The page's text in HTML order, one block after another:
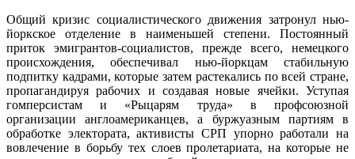
Общий кризис социалистического движения затронул нью-
йоркское отделение в наименьшей степени. Постоянный
приток эмигрантов-социалистов, прежде всего, немецкого
происхождения, обеспечивал нью-йоркцам стабильную
подпитку кадрами, которые затем растекались по всей стране,
пропагандируя рабочих и создавая новые ячейки. Уступая
гомперсистам и «Рыцарям труда» в профсоюзной
организации англоамериканцев, а буржуазным партиям в
обработке электората, активисты СРП упорно работали на
вовлечение в борьбу тех слоев пролетариата, на которые не